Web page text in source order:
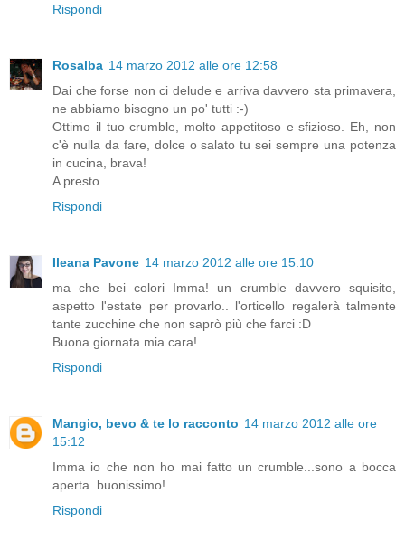
Rispondi
Rosalba 14 marzo 2012 alle ore 12:58
Dai che forse non ci delude e arriva davvero sta primavera,
ne abbiamo bisogno un po' tutti :-)
Ottimo il tuo crumble, molto appetitoso e sfizioso. Eh, non
c'è nulla da fare, dolce o salato tu sei sempre una potenza
in cucina, brava!
A presto
Rispondi
Ileana Pavone 14 marzo 2012 alle ore 15:10
ma che bei colori Imma! un crumble davvero squisito,
aspetto l'estate per provarlo.. l'orticello regalerà talmente
tante zucchine che non saprò più che farci :D
Buona giornata mia cara!
Rispondi
Mangio, bevo & te lo racconto 14 marzo 2012 alle ore
15:12
Imma io che non ho mai fatto un crumble...sono a bocca
aperta..buonissimo!
Rispondi